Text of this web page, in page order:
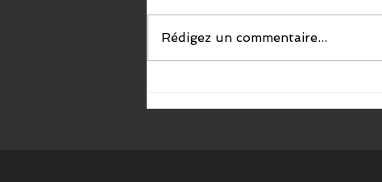
Rédigez un commentaire...